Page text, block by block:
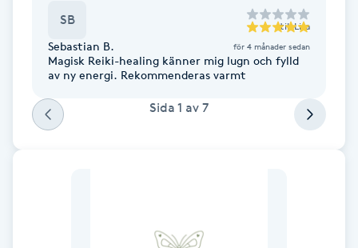
Fransfärgning
SB till Lisa
Sebastian B. för 4 månader sedan
Magisk Reiki-healing känner mig lugn och fylld
av ny energi. Rekommenderas varmt
Sida 1 av 7